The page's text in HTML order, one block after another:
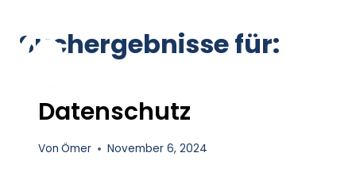
Suchergebnisse für:
Datenschutz
Von Ömer November 6, 2024